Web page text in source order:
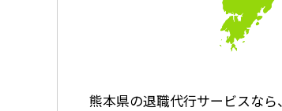
熊本県の退職代行サービスなら、